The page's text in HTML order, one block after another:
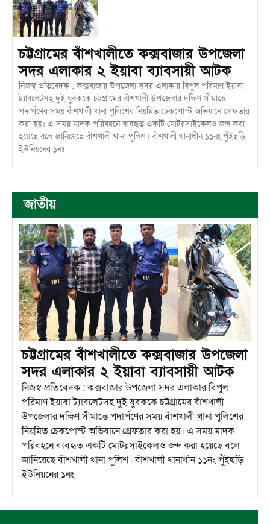
চট্টগ্রামের বাঁশখালীতে কক্সবাজার উপজেলা
সদর এলাকার ২ ইয়াবা ব্যাবসায়ী আটক
নিজস্ব প্রতিবেদক : কক্সবাজার উপজেলা সদর এলাকার বিপুল পরিমাণ ইয়াবা
ট্যাবলেটসহ দুই যুবককে চট্টগ্রামের বাঁশখালী উপজেলার দক্ষিণ সীমান্তে
পদার্পণের সময় বাঁশখালী থানা পুলিশের নিয়মিত চেকপোস্ট অভিযানে গ্রেফতার
করা হয়। এ সময় মাদক পরিবহনে ব্যবহৃত একটি মোটরসাইকেলও জব্দ করা
হয়েছে বলে জানিয়েছে বাঁশখালী থানা পুলিশ। বাঁশখালী থানাধীন ১১নং পুঁইছড়ি
ইউনিয়নের ১নং
জাতীয়
চট্টগ্রামের বাঁশখালীতে কক্সবাজার উপজেলা
সদর এলাকার ২ ইয়াবা ব্যাবসায়ী আটক
নিজস্ব প্রতিবেদক : কক্সবাজার উপজেলা সদর এলাকার বিপুল
পরিমাণ ইয়াবা ট্যাবলেটসহ দুই যুবককে চট্টগ্রামের বাঁশখালী
উপজেলার দক্ষিণ সীমান্তে পদার্পণের সময় বাঁশখালী থানা পুলিশের
নিয়মিত চেকপোস্ট অভিযানে গ্রেফতার করা হয়। এ সময় মাদক
পরিবহনে ব্যবহৃত একটি মোটরসাইকেলও জব্দ করা হয়েছে বলে
জানিয়েছে বাঁশখালী থানা পুলিশ। বাঁশখালী থানাধীন ১১নং পুঁইছড়ি
ইউনিয়নের ১নং